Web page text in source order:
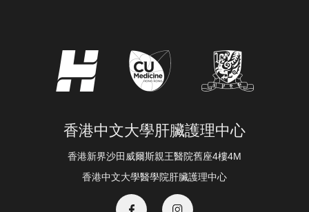
香港中文大學肝臟護理中心
香港新界沙田威爾斯親王醫院舊座4樓4M
香港中文大學醫學院肝臟護理中心